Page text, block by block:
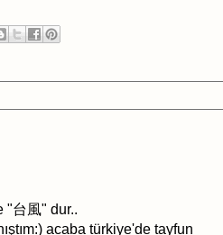
"台風" dur..
acaba türkiye'de tayfun